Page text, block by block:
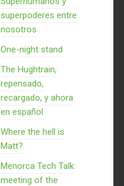
superpoderes entre
nosotros
One-night stand
The Hughtrain,
repensado,
recargado, y ahora
en español
Where the hell is
Matt?
Menorca Tech Talk:
meeting of the